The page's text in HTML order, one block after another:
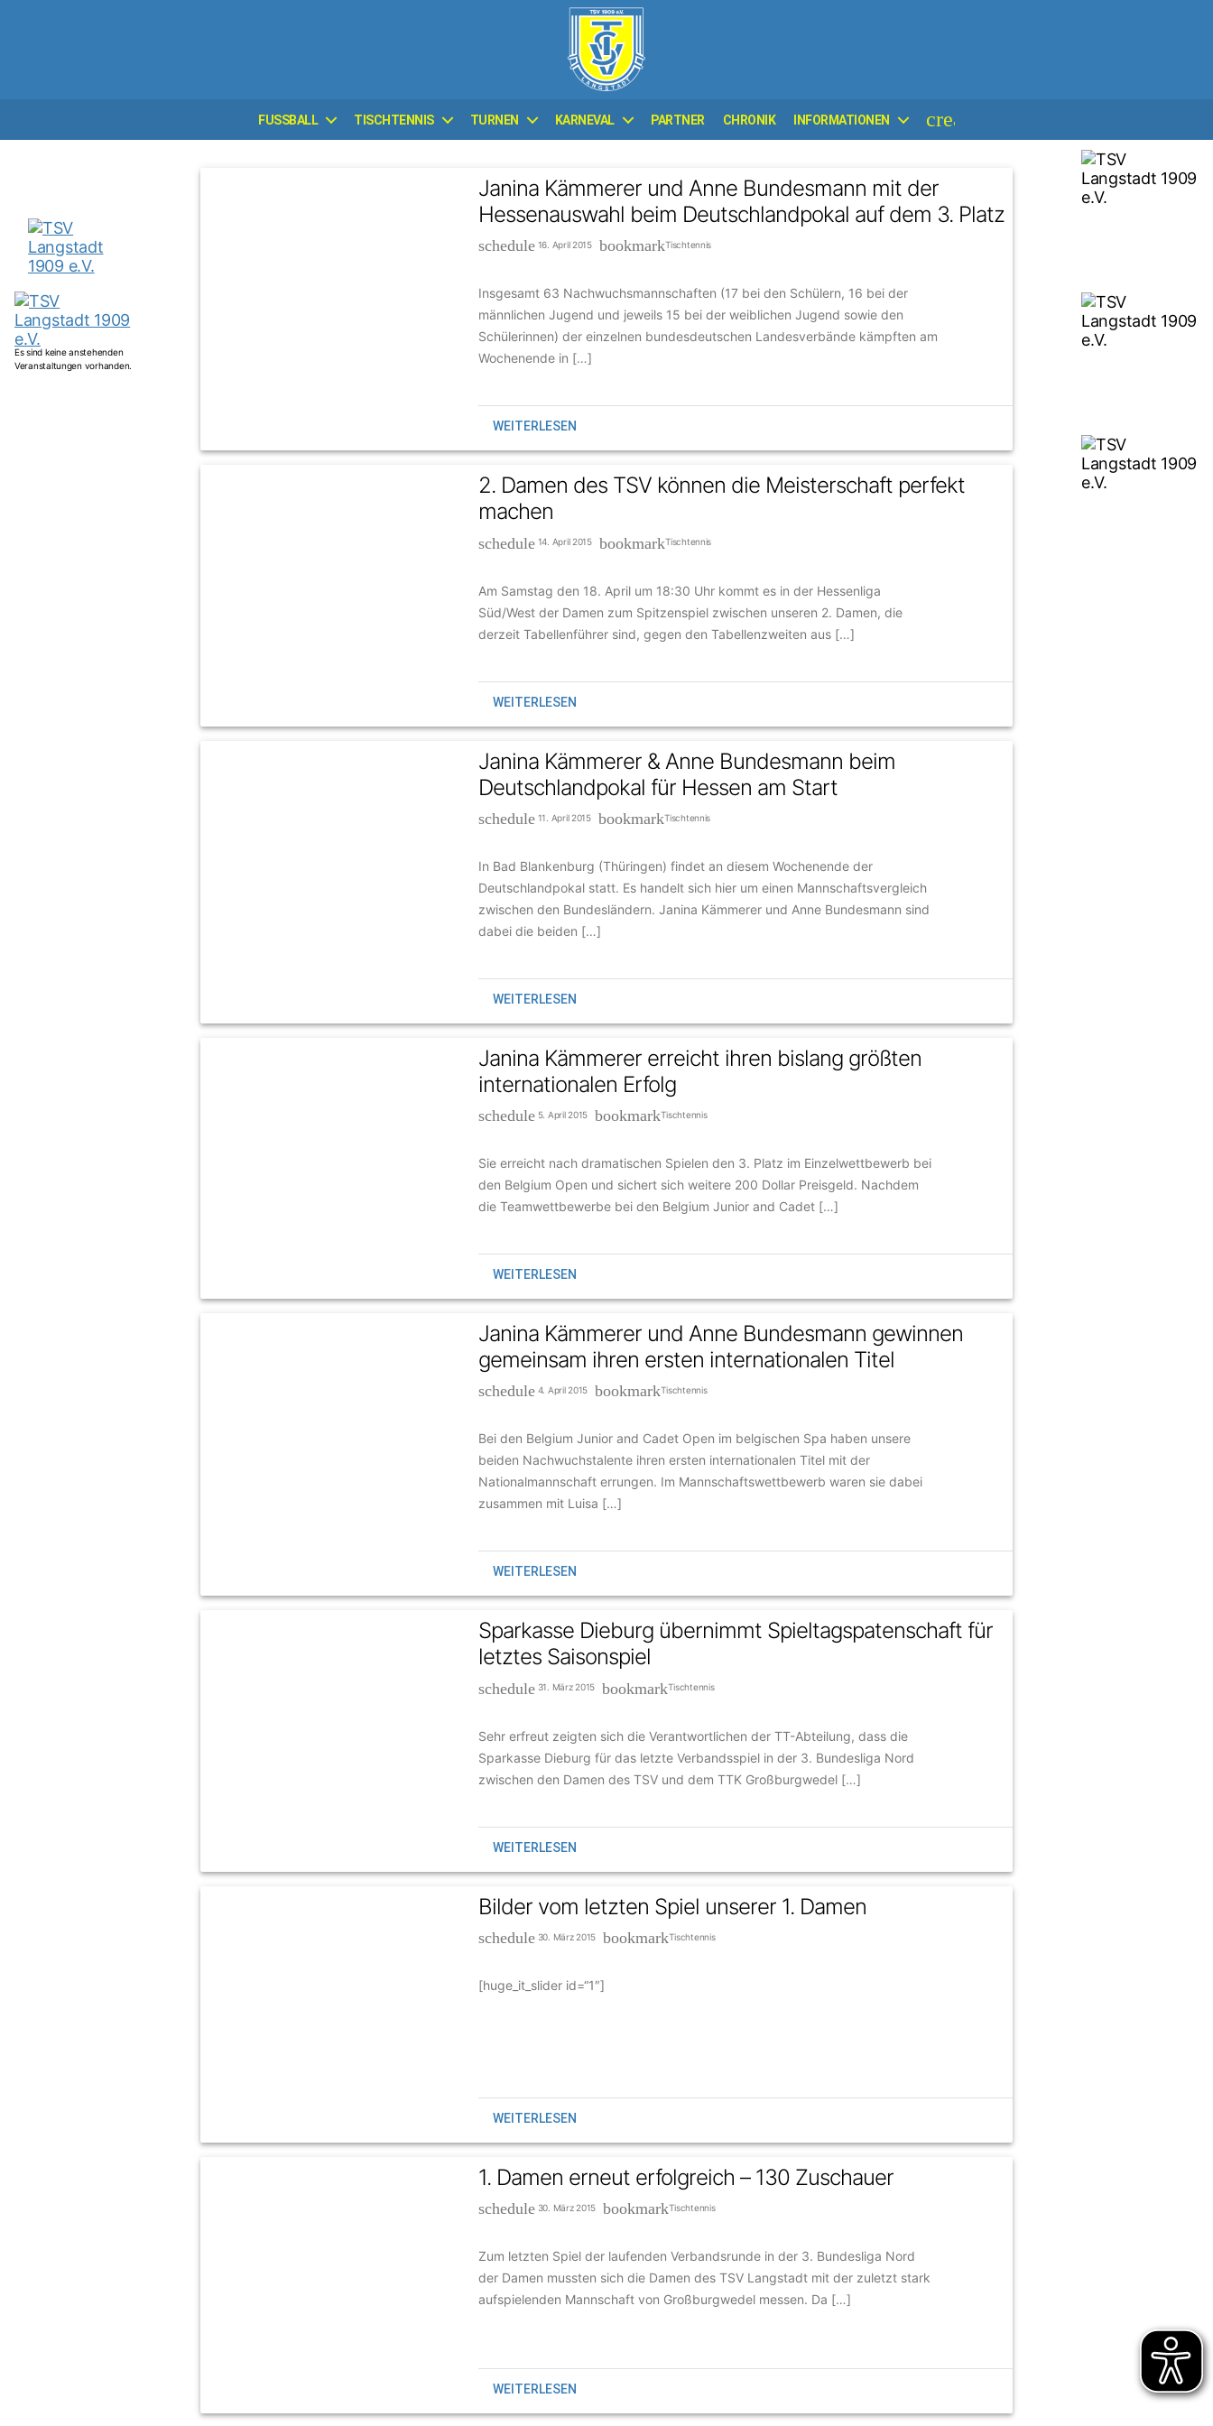
Langstadt
1909
FUSSBALL TISCHTENNIS TURNEN KARNEVAL PARTNER CHRONIK INFORMATIONEN create
Es sind keine anstehenden
Veranstaltungen vorhanden.
Janina Kämmerer und Anne Bundesmann mit der
Hessenauswahl beim Deutschlandpokal auf dem 3. Platz
schedule16. April 2015bookmarkTischtennis
Insgesamt 63 Nachwuchsmannschaften (17 bei den Schülern, 16 bei der
männlichen Jugend und jeweils 15 bei der weiblichen Jugend sowie den
Schülerinnen) der einzelnen bundesdeutschen Landesverbände kämpften am
Wochenende in […]
WEITERLESEN
2. Damen des TSV können die Meisterschaft perfekt
machen
schedule14. April 2015bookmarkTischtennis
Am Samstag den 18. April um 18:30 Uhr kommt es in der Hessenliga
Süd/West der Damen zum Spitzenspiel zwischen unseren 2. Damen, die
derzeit Tabellenführer sind, gegen den Tabellenzweiten aus […]
WEITERLESEN
Janina Kämmerer & Anne Bundesmann beim
Deutschlandpokal für Hessen am Start
schedule11. April 2015bookmarkTischtennis
In Bad Blankenburg (Thüringen) findet an diesem Wochenende der
Deutschlandpokal statt. Es handelt sich hier um einen Mannschaftsvergleich
zwischen den Bundesländern. Janina Kämmerer und Anne Bundesmann sind
dabei die beiden […]
WEITERLESEN
Janina Kämmerer erreicht ihren bislang größten
internationalen Erfolg
schedule5. April 2015bookmarkTischtennis
Sie erreicht nach dramatischen Spielen den 3. Platz im Einzelwettbewerb bei
den Belgium Open und sichert sich weitere 200 Dollar Preisgeld. Nachdem
die Teamwettbewerbe bei den Belgium Junior and Cadet […]
WEITERLESEN
Janina Kämmerer und Anne Bundesmann gewinnen
gemeinsam ihren ersten internationalen Titel
schedule4. April 2015bookmarkTischtennis
Bei den Belgium Junior and Cadet Open im belgischen Spa haben unsere
beiden Nachwuchstalente ihren ersten internationalen Titel mit der
Nationalmannschaft errungen. Im Mannschaftswettbewerb waren sie dabei
zusammen mit Luisa […]
WEITERLESEN
Sparkasse Dieburg übernimmt Spieltagspatenschaft für
letztes Saisonspiel
schedule31. März 2015bookmarkTischtennis
Sehr erfreut zeigten sich die Verantwortlichen der TT-Abteilung, dass die
Sparkasse Dieburg für das letzte Verbandsspiel in der 3. Bundesliga Nord
zwischen den Damen des TSV und dem TTK Großburgwedel […]
WEITERLESEN
Bilder vom letzten Spiel unserer 1. Damen
schedule30. März 2015bookmarkTischtennis
[huge_it_slider id=“1″]
WEITERLESEN
1. Damen erneut erfolgreich – 130 Zuschauer
schedule30. März 2015bookmarkTischtennis
Zum letzten Spiel der laufenden Verbandsrunde in der 3. Bundesliga Nord
der Damen mussten sich die Damen des TSV Langstadt mit der zuletzt stark
aufspielenden Mannschaft von Großburgwedel messen. Da […]
WEITERLESEN